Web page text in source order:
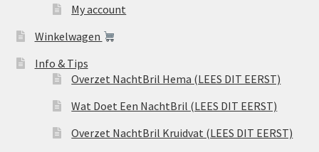
My account
Winkelwagen
Info & Tips
Overzet NachtBril Hema (LEES DIT EERST)
Wat Doet Een NachtBril (LEES DIT EERST)
Overzet NachtBril Kruidvat (LEES DIT EERST)